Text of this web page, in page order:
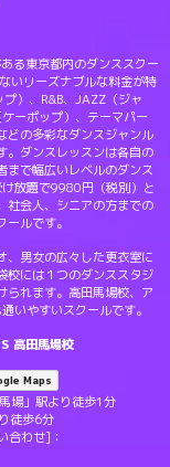
る東京都内のダンススクー
いリーズナブルな料金が特
）、R&B、JAZZ（ジャ
ーポップ）、テーマパー
どの多彩なダンスジャンル
。ダンスレッスンは各自の
まで幅広いレベルのダンス
放題で9980円（税別）と
社会人、シニアの方までの
ルです。
、男女の広々した更衣室に
校には１つのダンススタジ
られます。高田馬場校、ア
いやすいスクールです。
高田馬場校
Maps
場」駅より徒歩1分
徒歩6分
合わせ]：